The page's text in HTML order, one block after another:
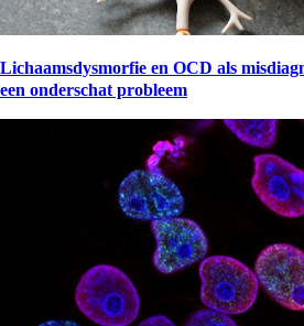
Lichaamsdysmorfie en OCD als
een onderschat probleem